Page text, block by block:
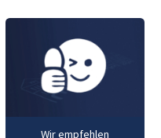
Wir empfehlen